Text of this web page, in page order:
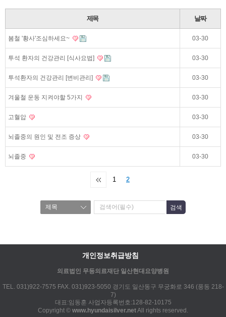
제목 날짜
봄철 '황사'조심하세요~ 03-30
투석 환자의 건강관리 [식사요법] 03-30
투석환자의 건강관리 [변비관리] 03-30
겨울철 운동 지켜야할 5가지 03-30
고혈압 03-30
뇌졸중의 원인 및 전조 증상 03-30
뇌졸중 03-30
1 2
개인정보취급방침
의료법인 무등의료재단 일산현대요양병원
TEL. 031)922-7575 FAX. 031)923-5050 경기도 일산동구 무궁화로 346 (풍동 218-
7)
대표:임동훈 사업자등록번호:128-82-10175
Copyright © www.hyundaisilver.netAll rights reserved.